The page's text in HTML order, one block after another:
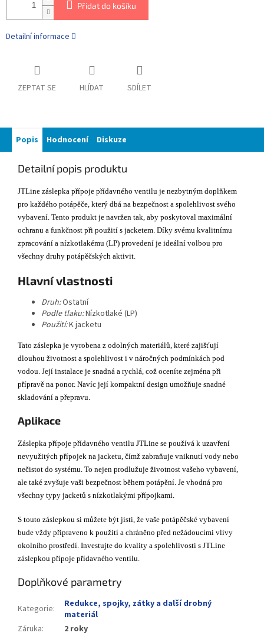
Přidat do košíku
Detailní informace
ZEPTAT SE HLÍDAT SDÍLET
Popis Hodnocení Diskuze
Detailní popis produktu
JTLine záslepka přípoje přídavného ventilu je nezbytným doplňkem
pro každého potápěče, který dbá na bezpečnost a spolehlivost svého
vybavení. Tento produkt je navržen tak, aby poskytoval maximální
ochranu a funkčnost při použití s jacketem. Díky svému kvalitnímu
zpracování a nízkotlakému (LP) provedení je ideální volbou pro
všechny druhy potápěčských aktivit.
Hlavní vlastnosti
Druh:Ostatní
Podle tlaku:Nízkotlaké (LP)
Použití:K jacketu
Tato záslepka je vyrobena z odolných materiálů, které zajišťují
dlouhou životnost a spolehlivost i v náročných podmínkách pod
vodou. Její instalace je snadná a rychlá, což oceníte zejména při
přípravě na ponor. Navíc její kompaktní design umožňuje snadné
skladování a přepravu.
Aplikace
Záslepka přípoje přídavného ventilu JTLine se používá k uzavření
nevyužitých přípojek na jacketu, čímž zabraňuje vniknutí vody nebo
nečistot do systému. To nejen prodlužuje životnost vašeho vybavení,
ale také zvyšuje vaši bezpečnost během potápění. Je vhodná pro
všechny typy jacketů s nízkotlakými přípojkami.
S touto záslepkou si můžete být jisti, že vaše potápěčské vybavení
bude vždy připraveno k použití a chráněno před nežádoucími vlivy
okolního prostředí. Investujte do kvality a spolehlivosti s JTLine
záslepkou přípoje přídavného ventilu.
Doplňkové parametry
Kategorie:
Redukce, spojky, zátky a další drobný
materiál
Záruka:
2 roky